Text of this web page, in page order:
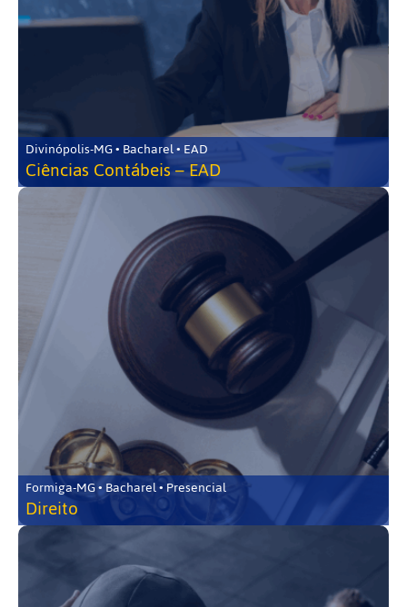
Divinópolis-MG • Bacharel • EAD
Ciências Contábeis – EAD
Formiga-MG • Bacharel • Presencial
Direito